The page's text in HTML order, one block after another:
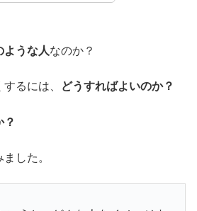
ような人なのか？
るには、 どうすればよいのか？
？
した。